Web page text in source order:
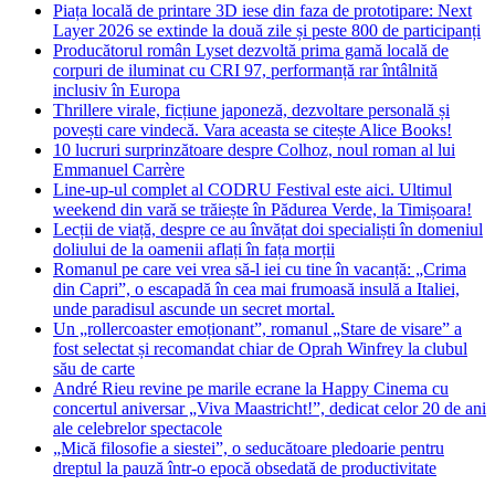
Piața locală de printare 3D iese din faza de prototipare: Next
Layer 2026 se extinde la două zile și peste 800 de participanți
Producătorul român Lyset dezvoltă prima gamă locală de
corpuri de iluminat cu CRI 97, performanță rar întâlnită
inclusiv în Europa
Thrillere virale, ficțiune japoneză, dezvoltare personală și
povești care vindecă. Vara aceasta se citește Alice Books!
10 lucruri surprinzătoare despre Colhoz, noul roman al lui
Emmanuel Carrère
Line-up-ul complet al CODRU Festival este aici. Ultimul
weekend din vară se trăiește în Pădurea Verde, la Timișoara!
Lecții de viață, despre ce au învățat doi specialiști în domeniul
doliului de la oamenii aflați în fața morții
Romanul pe care vei vrea să-l iei cu tine în vacanță: „Crima
din Capri”, o escapadă în cea mai frumoasă insulă a Italiei,
unde paradisul ascunde un secret mortal.
Un „rollercoaster emoționant”, romanul „Stare de visare” a
fost selectat și recomandat chiar de Oprah Winfrey la clubul
său de carte
André Rieu revine pe marile ecrane la Happy Cinema cu
concertul aniversar „Viva Maastricht!”, dedicat celor 20 de ani
ale celebrelor spectacole
„Mică filosofie a siestei”, o seducătoare pledoarie pentru
dreptul la pauză într-o epocă obsedată de productivitate